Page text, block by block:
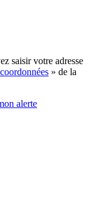
saisir votre adresse
» de la
alerte